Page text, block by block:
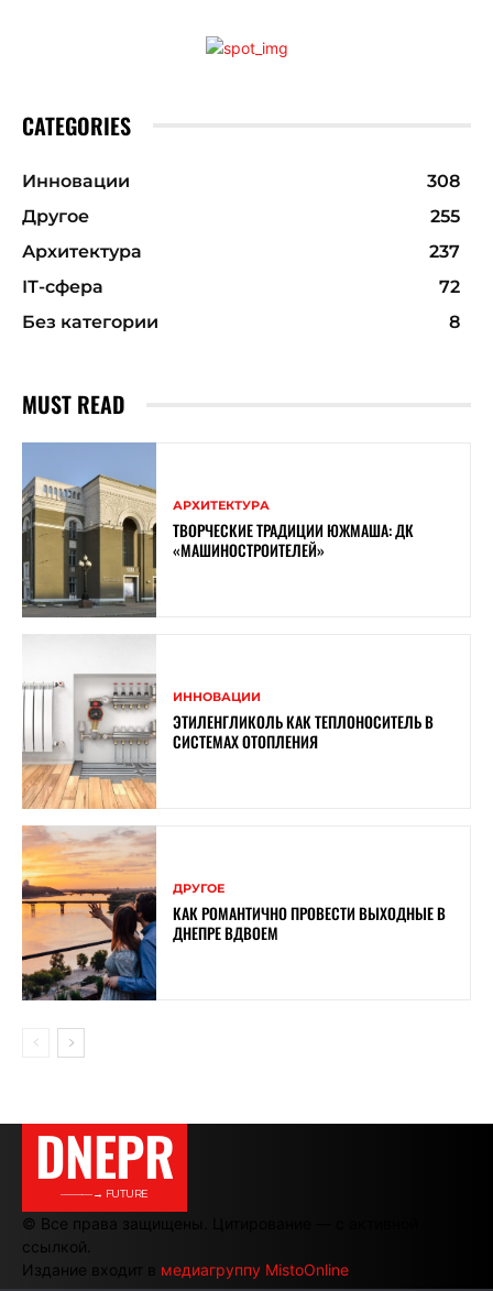
CATEGORIES
Инновации
308
Другое
255
Архитектура
237
ІТ-сфера
72
Без категории
8
MUST READ
АРХИТЕКТУРА
ТВОРЧЕСКИЕ ТРАДИЦИИ ЮЖМАША: ДК
«МАШИНОСТРОИТЕЛЕЙ»
ИННОВАЦИИ
ЭТИЛЕНГЛИКОЛЬ КАК ТЕПЛОНОСИТЕЛЬ В
СИСТЕМАХ ОТОПЛЕНИЯ
ДРУГОЕ
КАК РОМАНТИЧНО ПРОВЕСТИ ВЫХОДНЫЕ В
ДНЕПРЕ ВДВОЕМ
DNEPR
———→ FUTURE
© Все права защищены. Цитирование — с активной
ссылкой.
Издание входит в медиагруппу MistoOnline